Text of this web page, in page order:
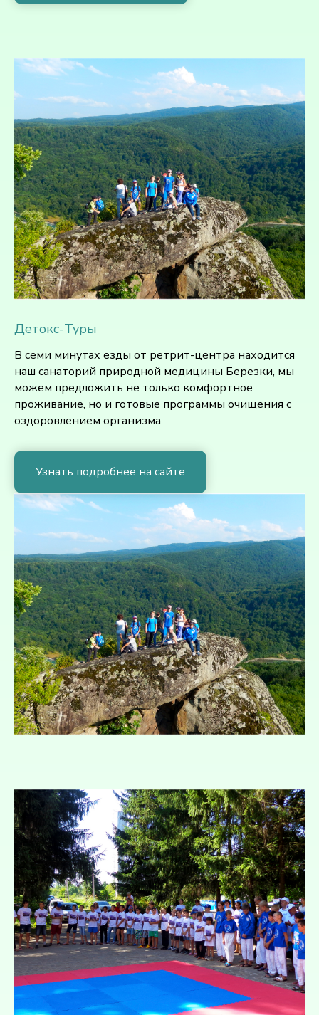
Детокс-Туры
В семи минутах езды от ретрит-центра находится
наш санаторий природной медицины Березки, мы
можем предложить не только комфортное
проживание, но и готовые программы очищения с
оздоровлением организма
Узнать подробнее на сайте